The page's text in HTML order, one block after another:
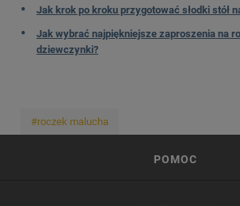
Jak krok po kroku przygotować słodki stół
Jak wybrać najpiękniejsze zaproszenia na
dziewczynki?
#roczek malucha
POMOC